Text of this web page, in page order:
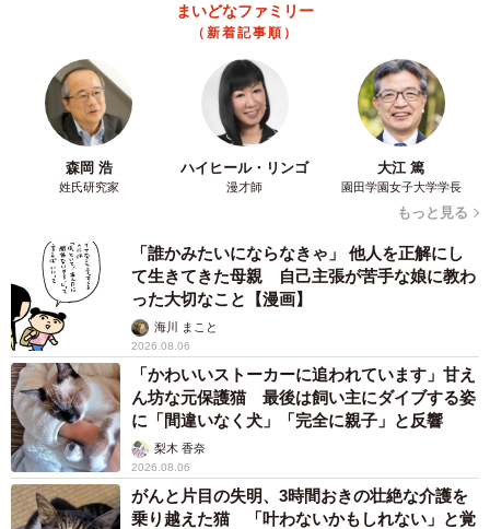
ただ、（いろいろと批判はあるものの）知事自身への人気
は根強くあると思いますので、7月の都知事選は乗り切れる
ように思いますが、「自身がイニシアティブを取って、国
政を動かす」という目論見については、大きく見直しを迫
られると思います。
▽今後の政局については、現時点ですぐさま「岸田降ろ
し」にはならないと思いますが、「岸田首相では次の選挙
は戦えない」との不安が広がったことや、派閥問題での対
応等で、党内に次期総裁として岸田氏を推す思いとインセ
ンティブは少なくなっていると思います。
▽自公内では、解散・総選挙は秋以降を求める声が多いと
言われますが、総裁選を巡っても、様々な思惑がうごめい
ています。ただ、政局が一大事なのは政治家にとってだけ
であり、国民が望んでいることは、あくまでも、山積する
課題にきちんと取り組み、国民生活の不安に応え、より良
まいどなファミリー
（新着記事順）
森岡 浩
姓氏研究家
ハイヒール・リンゴ
漫才師
大江 篤
園田学園女子大学学長
もっと見る
「誰かみたいにならなきゃ」 他人を正解にし
て生きてきた母親 自己主張が苦手な娘に教わ
った大切なこと【漫画】
海川 まこと
2026.08.06
「かわいいストーカーに追われています」甘え
ん坊な元保護猫 最後は飼い主にダイブする姿
に「間違いなく犬」「完全に親子」と反響
梨木 香奈
2026.08.06
がんと片目の失明、3時間おきの壮絶な介護を
乗り越えた猫 「叶わないかもしれない」と覚